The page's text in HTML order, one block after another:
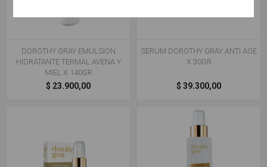
DOROTHY GRAY EMULSION
HIDRATANTE TERMAL AVENA Y
MIEL X 140GR
$ 23.900,00
SERUM DOROTHY GRAY ANTI AGE
X 30GR
$ 39.300,00